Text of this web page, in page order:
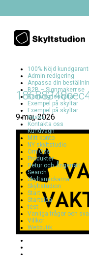
100% Nöjd kundgaranti
Admin redigering
Anpassa din
B2B – Signmakerr.se
Barnvagnsskyltar
Exempel på skyltar
Exempel på skyltar
Kassa
Kontakta oss
Kundvagn
Mitt konto
NY skyltstudio
Om Oss
Produkter
Retur och Ångerrätt
Search
Skyltsnackarna
Skyltstudion
Start
Startsida
test
Vanliga frågor och
Villkor
Webbutik
9 maj, 2026